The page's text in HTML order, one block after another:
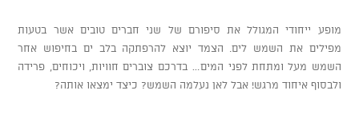
מופע ייחודי המגולל את סיפורם של שני חברים טובים אשר בטעות
מפילים את השמש לים. הצמד יוצא להרפתקה בלב ים בחיפוש אחר
השמש מעל ומתחת לפני המים… בדרכם צוברים חוויות, ויכוחים, פרידה
ולבסוף איחוד מרגש! אבל לאן נעלמה השמש? כיצד ימצאו אותה?